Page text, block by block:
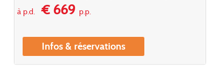
à p.d.€ 669p.p.
Infos & réservations